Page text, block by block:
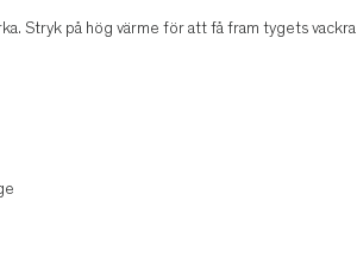
Stryk på hög värme för att få fram tygets vackra